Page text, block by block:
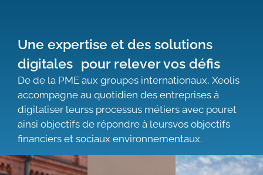
Une expertise et des solutions
digitales pour relever vos défis
De de la PME aux groupes internationaux, Xeolis
accompagne au quotidien des entreprises à
digitaliser leurss processus métiers avec pouret
ainsi objectifs de répondre à leursvos objectifs
financiers et sociaux environnementaux.